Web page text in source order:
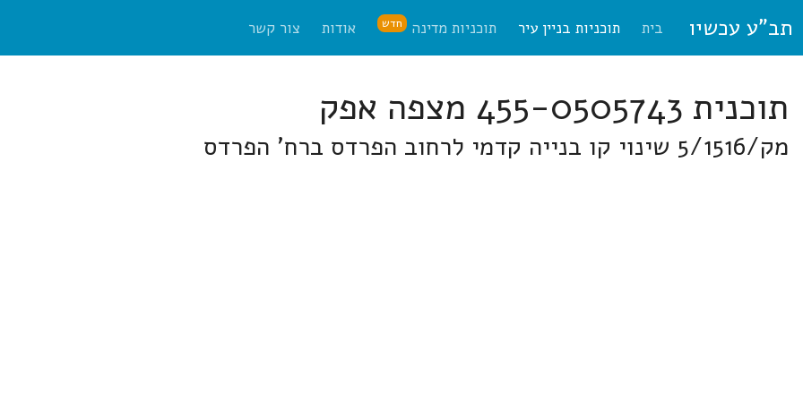
תב"ע עכשיו בית תוכניות בניין עיר תוכניות מדינה חדש אודות צור קשר
תוכנית 455-0505743 מצפה אפק
מק/5/1516 שינוי קו בנייה קדמי לרחוב הפרדס ברח' הפרדס